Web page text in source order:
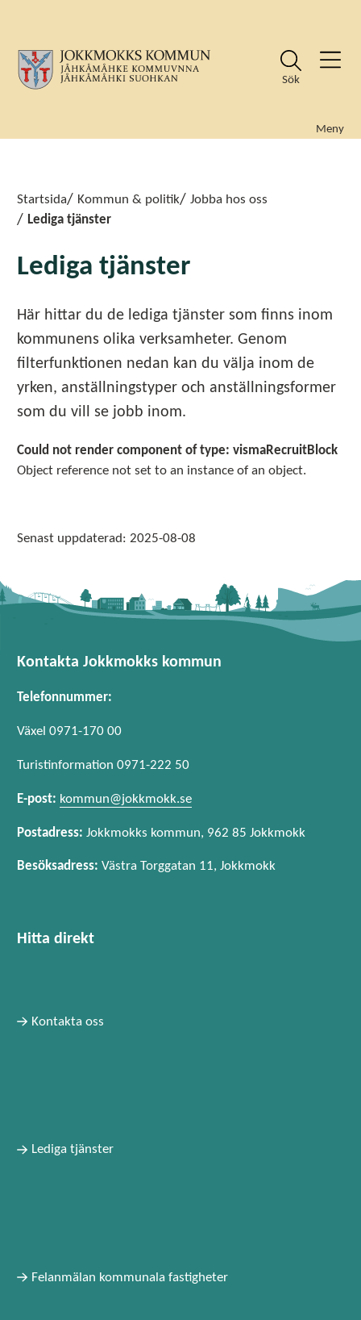
Sök
Meny
Startsida Kommun & politik
Jobba hos oss
Lediga tjänster
Lediga tjänster
Här hittar du de lediga tjänster som finns inom
kommunens olika verksamheter. Genom
filterfunktionen nedan kan du välja inom de
yrken, anställningstyper och anställningsformer
som du vill se jobb inom.
Could not render component of type: vismaRecruitBlock
Object reference not set to an instance of an object.
Senast uppdaterad: 2025-08-08
Kontakta Jokkmokks kommun
Telefonnummer:
Växel 0971-170 00
Turistinformation 0971-222 50
E-post: kommun@jokkmokk.se
Postadress: Jokkmokks kommun, 962 85 Jokkmokk
Besöksadress: Västra Torggatan 11, Jokkmokk
Hitta direkt
Kontakta oss
Lediga tjänster
Felanmälan kommunala fastigheter